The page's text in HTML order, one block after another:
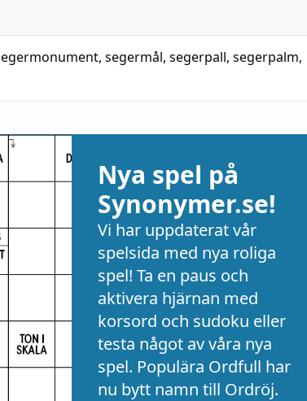
, segermål, segerpall, segerpalm,
Nya spel på
Synonymer.se!
Vi har uppdaterat vår
spelsida med nya roliga
spel! Ta en paus och
aktivera hjärnan med
korsord och sudoku eller
testa något av våra nya
spel. Populära Ordfull har
nu bytt namn till Ordröj.